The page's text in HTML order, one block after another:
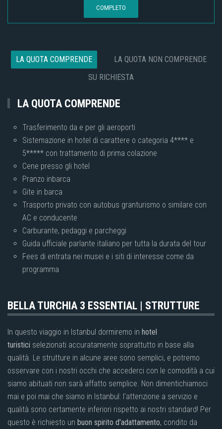
COMPLETO
LA QUOTA COMPRENDE
LA QUOTA NON COMPRENDE
SU RICHIESTA
LA QUOTA COMPRENDE
Trasferimento da e per gli aeroporti
Sistemazione in hotel di carattere o categoria 4**** e
5***** con trattamento di prima colazione
Cene presso gli hotel
Pranzo inbarca
Gite in barca
Trasporto privato con autobus granturismo o similare con
AC e conducente
Carburante, pedaggi e parcheggi
Guida ufficiale parlante italiano per tutta la durata del tour
Fees di entrata nei musei e i siti di interesse come da
programma
BELLA TURCHIA 3 ESSENTIAL | STRUTTURE
In questo viaggio in Istanbul dormiremo in hotel
turistici selezionati accuratamente soprattutto in base alla
qualità. Le strutture in alcune aree sono semplici, e potremo
osservare con i nostri occhi che accederci con le comodità a cui
siamo abituati non sarà affatto semplice. Non dimentichiamoci
mai e poi mai che siamo in Istanbul: l'attenzione a servizio e
qualità sono certamente inferiori rispetto ai nostri standard! Per
questo è richiesto un buon spirito d'adattamento, condito da